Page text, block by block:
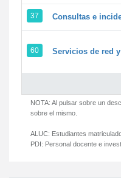
37 Consultas e
60 Servicios de red
NOTA: Al pulsar sobre un
sobre el mismo.
ALUC: Estudiantes
PDI: Personal docente e